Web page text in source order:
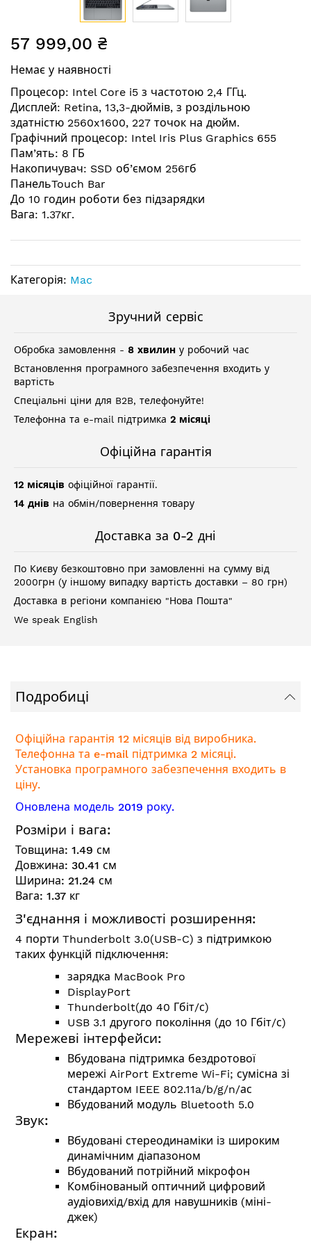
до
галереї
зображень
57 999,00 ₴
Немає у наявності
Процесор: Intel Core i5 з частотою 2,4 ГГц.
Дисплей: Retina, 13,3-дюймів, з роздільною
здатністю 2560x1600, 227 точок на дюйм.
Графічний процесор: Intel Iris Plus Graphics 655
Пам’ять: 8 ГБ
Накопичувач: SSD об’ємом 256гб
ПанельTouch Bar
До 10 годин роботи без підзарядки
Вага: 1.37кг.
Категорія: Mac
Зручний сервіс
Обробка замовлення - 8 хвилин у робочий час
Встановлення програмного забезпечення входить у
вартість
Спеціальні ціни для B2B, телефонуйте!
Телефонна та e-mail підтримка 2 місяці
Офіційна гарантія
12 місяців офіційної гарантії.
14 днів на обмін/повернення товару
Доставка за 0-2 дні
По Києву безкоштовно при замовленні на сумму від
2000грн (у іншому випадку вартість доставки – 80 грн)
Доставка в регіони компанією "Нова Пошта"
We speak English
Подробиці
Офіційна гарантія 12 місяців від виробника.
Телефонна та e-mail підтримка 2 місяці.
Установка програмного забезпечення входить в
ціну.
Оновлена модель 2019 року.
Розміри і вага:
Товщина: 1.49 см
Довжина: 30.41 см
Ширина: 21.24 см
Вага: 1.37 кг
З'єднання і можливості розширення:
4 порти Thunderbolt 3.0(USB-C) з підтримкою
таких функцій підключення:
зарядка MacBook Pro
DisplayPort
Thunderbolt(до 40 Гбіт/с)
USB 3.1 другого покоління (до 10 Гбіт/с)
Мережеві інтерфейси:
Вбудована підтримка бездротової
мережі AirPort Extreme Wi-Fi; сумісна зі
стандартом IEEE 802.11a/b/g/n/ас
Вбудований модуль Bluetooth 5.0
Звук:
Вбудовані стереодинаміки із широким
динамічним діапазоном
Вбудований потрійний мікрофон
Комбінованый оптичний цифровий
аудіовихід/вхід для навушників (міні-
джек)
Екран: